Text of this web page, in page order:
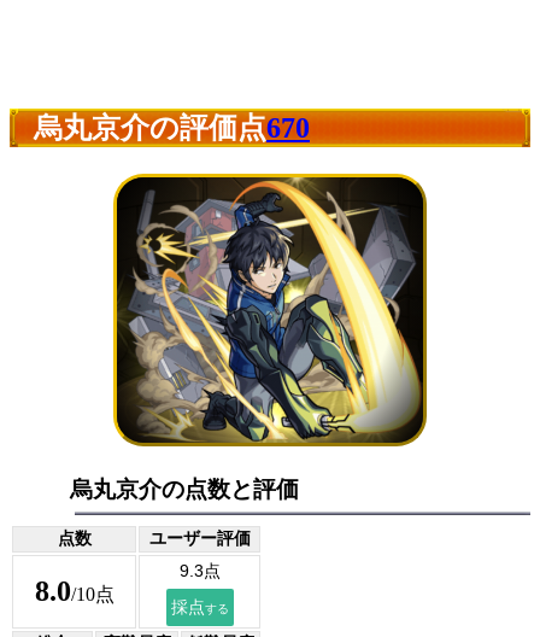
烏丸京介の評価点670
烏丸京介の点数と評価
点数 ユーザー評価
8.0/10点